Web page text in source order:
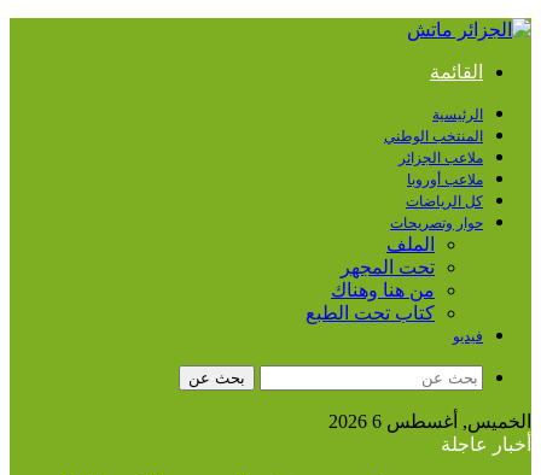
القائمة
الرئيسية
المنتخب الوطني
ملاعب الجزائر
ملاعب أوروبا
كل الرياضات
حوار وتصريحات
الملف
تحت المجهر
من هنا وهناك
كتاب تحت الطبع
فيديو
بحث عن
الخميس, أغسطس 6 2026
أخبار عاجلة